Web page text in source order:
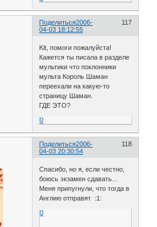
Поделиться 117
2006-
04-03 18:12:55
Kit, помоги пожалуйста!
Кажется ты писала в разделе
мультики что поклонники
мульта Король Шаман
переехали на какую-то
страницу Шаман.
ГДЕ ЭТО?
0
Поделиться 118
2006-
04-03 20:30:54
Спасибо, но я, если честно,
боюсь экзамен сдавать...
Меня припугнули, что тогда в
Англию отправят :1:
0